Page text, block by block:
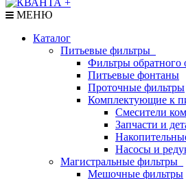
МЕНЮ
Каталог
Питьевые фильтры
Фильтры обратного
Питьевые фонтаны
Проточные фильтры
Комплектующие к
Смесители
Запчасти и
Насосы и
Магистральные фильтры
Мешочные фильтры